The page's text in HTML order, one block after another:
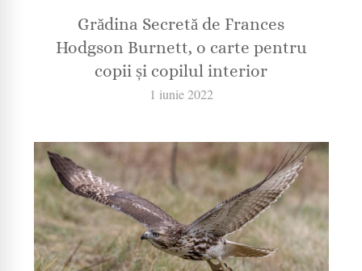
Grădina Secretă de Frances
Hodgson Burnett, o carte pentru
copii și copilul interior
1 iunie 2022